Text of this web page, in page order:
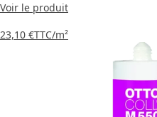
Voir le produit
23,10 €TTC/m²